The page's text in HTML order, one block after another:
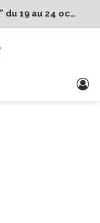
1er Édition de “La Semaine des Chefs” du 19 au 24 octobre 2026